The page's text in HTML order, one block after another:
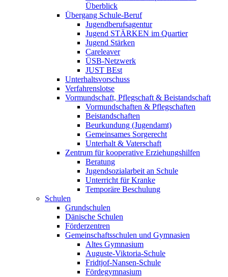
Überblick
Übergang Schule-Beruf
Jugendberufsagentur
Jugend STÄRKEN im Quartier
Jugend Stärken
Careleaver
ÜSB-Netzwerk
JUST BEst
Unterhaltsvorschuss
Verfahrenslotse
Vormundschaft, Pflegschaft & Beistandschaft
Vormundschaften & Pflegschaften
Beistandschaften
Beurkundung (Jugendamt)
Gemeinsames Sorgerecht
Unterhalt & Vaterschaft
Zentrum für kooperative Erziehungshilfen
Beratung
Jugendsozialarbeit an Schule
Unterricht für Kranke
Temporäre Beschulung
Schulen
Grundschulen
Dänische Schulen
Förderzentren
Gemeinschaftsschulen und Gymnasien
Altes Gymnasium
Auguste-Viktoria-Schule
Fridtjof-Nansen-Schule
Fördegymnasium